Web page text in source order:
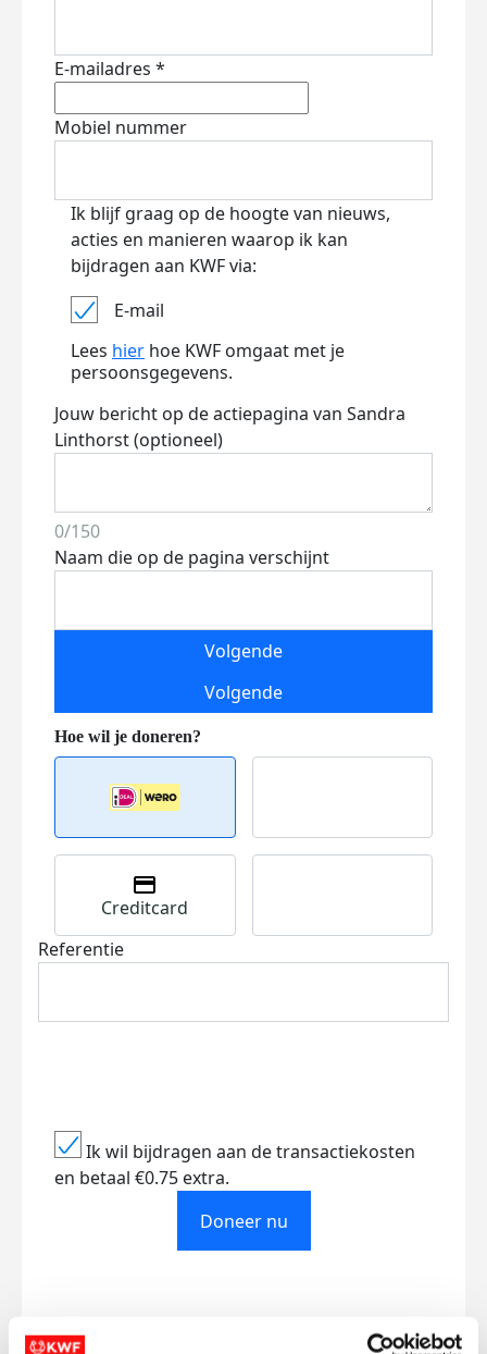
E-mailadres *
Mobiel nummer
Ik blijf graag op de hoogte van nieuws,
acties en manieren waarop ik kan
bijdragen aan KWF via:
E-mail
Lees hier hoe KWF omgaat met je
persoonsgegevens.
Jouw bericht op de actiepagina van Sandra
Linthorst (optioneel)
0/150
Naam die op de pagina verschijnt
Volgende
Volgende
Creditcard
Referentie
Ik wil bijdragen aan de transactiekosten
en betaal €0.75 extra.
Doneer nu